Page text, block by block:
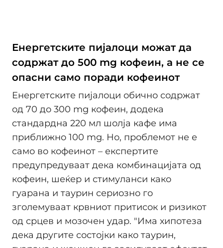
Енергетските пијалоци можат да
содржат до 500 mg кофеин, а не се
опасни само поради кофеинот
Енергетските пијалоци обично содржат
од 70 до 300 mg кофеин, додека
стандардна 220 мл шолја кафе има
приближно 100 mg. Но, проблемот не е
само во кофеинот – експертите
предупредуваат дека комбинацијата од
кофеин, шеќер и стимуланси како
гуарана и таурин сериозно го
зголемуваат крвниот притисок и ризикот
од срцев и мозочен удар. "Има хипотеза
дека другите состојки како таурин,